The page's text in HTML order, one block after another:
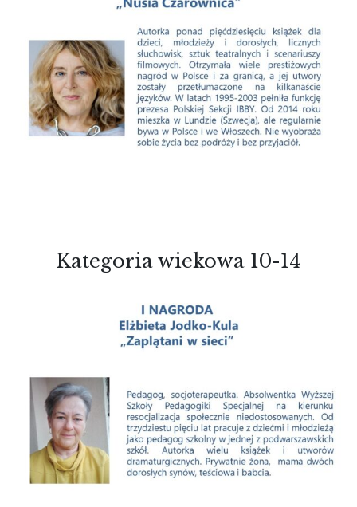
Kategoria wiekowa 10-14